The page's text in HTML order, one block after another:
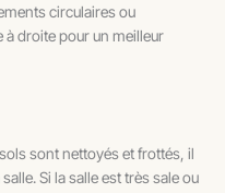
circulaires ou
droite pour un meilleur
sont nettoyés et frottés, il
Si la salle est très sale ou